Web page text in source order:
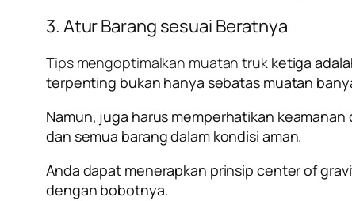
3. Atur Barang sesuai Beratnya
Tips mengoptimalkan muatan trukketiga
terpenting bukan hanya sebatas muatan
Namun, juga harus memperhatikan
dan semua barang dalam kondisi aman.
Anda dapat menerapkan prinsip center of
dengan bobotnya.